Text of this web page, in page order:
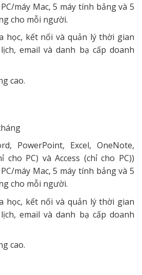
máy Mac, 5 máy tính bảng và 5
cho mỗi người.
học, kết nối và quản lý thời gian
email và danh bạ cấp doanh
cao.
PowerPoint, Excel, OneNote,
cho PC) và Access (chỉ cho PC))
máy Mac, 5 máy tính bảng và 5
cho mỗi người.
học, kết nối và quản lý thời gian
email và danh bạ cấp doanh
cao.